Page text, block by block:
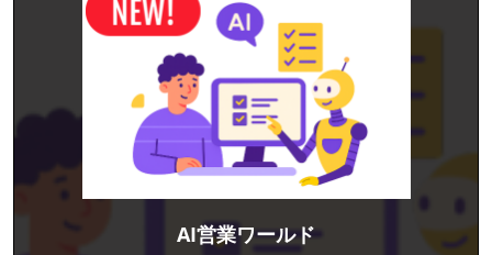
AI営業ワールド